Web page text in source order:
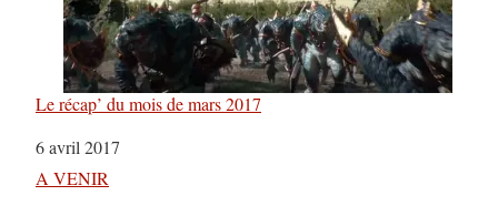
Le récap’ du mois de mars 2017
Date
6 avril 2017
Par rapport à
A VENIR